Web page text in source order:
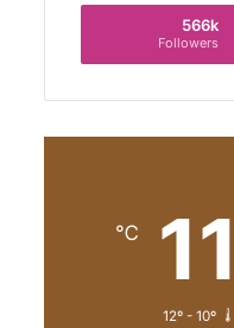
566k
Followers
11
℃
12º - 10º